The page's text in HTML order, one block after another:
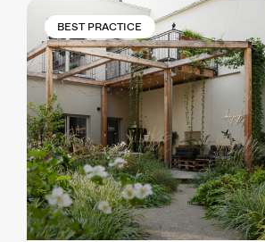
BEST PRACTICE